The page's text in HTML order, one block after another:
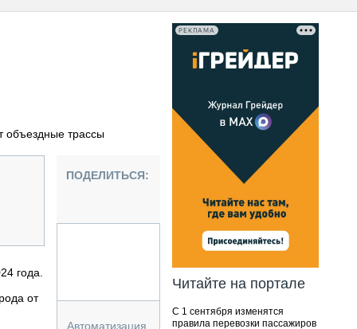
ТЕХНИКА
ТЕХНИКА
ТЕХНИКА
СПЕЦИАЛЬНОГО НАЗНАЧЕНИЯ
ТЕХНИКА
объездные трассы
года.
от
ПОДЕЛИТЬСЯ:
Автоматизация
РЕКЛАМА
Читайте на портале
С 1 сентября изменятся
правила перевозки пассажиров